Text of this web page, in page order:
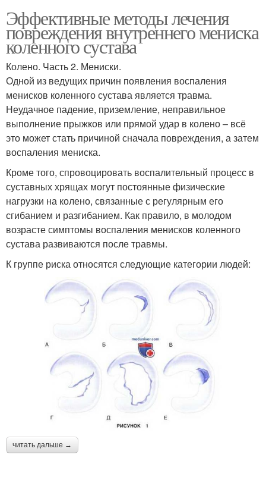
Эффективные методы лечения
повреждения внутреннего мениска
коленного сустава
Колено. Часть 2. Мениски.
Одной из ведущих причин появления воспаления
менисков коленного сустава является травма.
Неудачное падение, приземление, неправильное
выполнение прыжков или прямой удар в колено – всё
это может стать причиной сначала повреждения, а затем
воспаления мениска.
Кроме того, спровоцировать воспалительный процесс в
суставных хрящах могут постоянные физические
нагрузки на колено, связанные с регулярным его
сгибанием и разгибанием. Как правило, в молодом
возрасте симптомы воспаления менисков коленного
сустава развиваются после травмы.
К группе риска относятся следующие категории людей:
читать дальше →